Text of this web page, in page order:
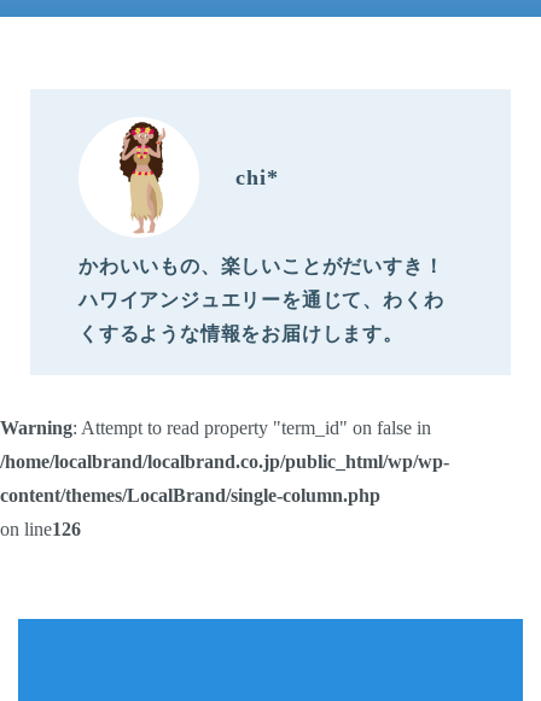
chi*
かわいいもの、楽しいことがだいすき！
ハワイアンジュエリーを通じて、わくわ
くするような情報をお届けします。
Warning: Attempt to read property "term_id" on false in
/home/localbrand/localbrand.co.jp/public_html/wp/wp-
content/themes/LocalBrand/single-column.php
on line126